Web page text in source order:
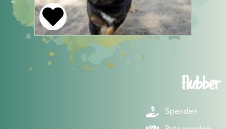
Flubber
Spenden